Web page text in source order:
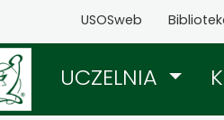
USOSweb
UCZELNIA